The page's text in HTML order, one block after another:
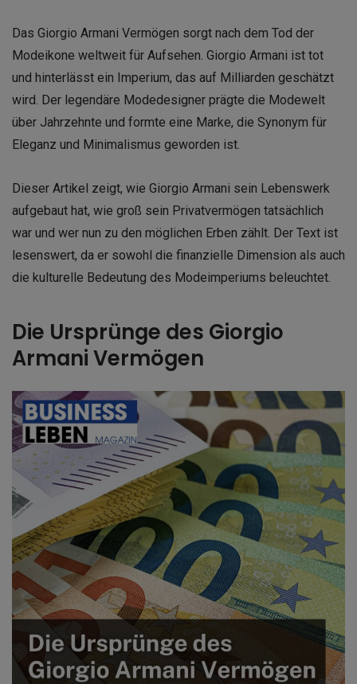
Das Giorgio Armani Vermögen sorgt nach dem Tod der
Modeikone weltweit für Aufsehen. Giorgio Armani ist tot
und hinterlässt ein Imperium, das auf Milliarden geschätzt
wird. Der legendäre Modedesigner prägte die Modewelt
über Jahrzehnte und formte eine Marke, die Synonym für
Eleganz und Minimalismus geworden ist.
Dieser Artikel zeigt, wie Giorgio Armani sein Lebenswerk
aufgebaut hat, wie groß sein Privatvermögen tatsächlich
war und wer nun zu den möglichen Erben zählt. Der Text ist
lesenswert, da er sowohl die finanzielle Dimension als auch
die kulturelle Bedeutung des Modeimperiums beleuchtet.
Die Ursprünge des Giorgio
Armani Vermögen